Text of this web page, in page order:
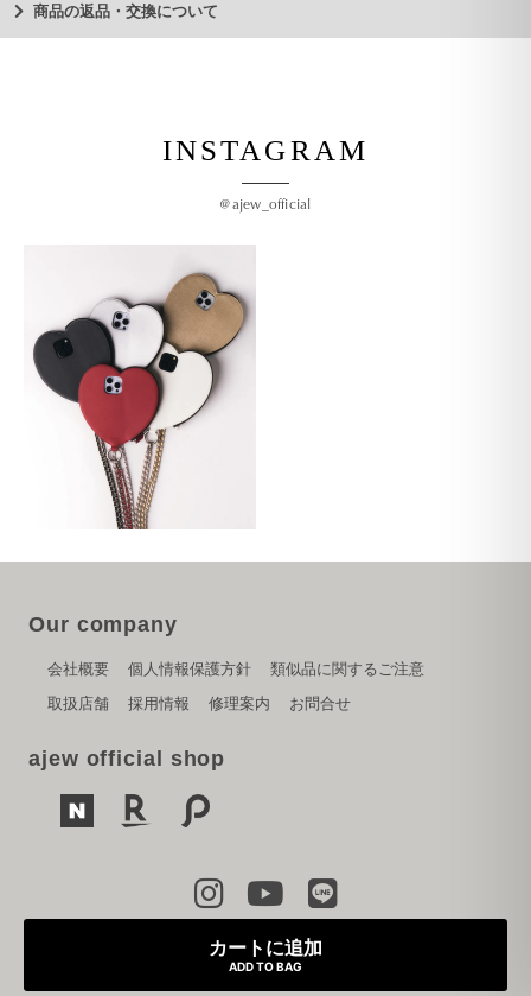
カートに追加
ADD TO BAG
商品の返品・交換について
INSTAGRAM
@ajew_official
Our company
会社概要 個人情報保護方針
類似品に関するご注意
取扱店舗
採用情報 修理案内 お問合せ
ajew official shop
Copyright © 2024 PARK CREATION inc.